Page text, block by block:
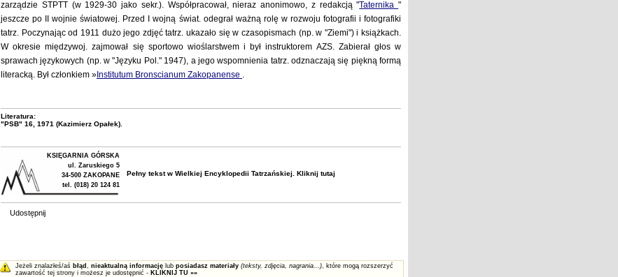
zarządzie STPTT (w 1929-30 jako sekr.). Współpracował, nieraz anonimowo, z redakcją "Taternika "
jeszcze po II wojnie światowej. Przed I wojną świat. odegrał ważną rolę w rozwoju fotografii i fotografiki
tatrz. Poczynając od 1911 dużo jego zdjęć tatrz. ukazało się w czasopismach (np. w "Ziemi") i książkach.
W okresie międzywoj. zajmował się sportowo wioślarstwem i był instruktorem AZS. Zabierał głos w
sprawach językowych (np. w "Języku Pol." 1947), a jego wspomnienia tatrz. odznaczają się piękną formą
literacką. Był członkiem » Institutum Bronscianum Zakopanense .
Literatura:
"PSB" 16, 1971 (Kazimierz Opałek).
KSIĘGARNIA GÓRSKA
ul. Zaruskiego 5
34-500 ZAKOPANE
tel. (018) 20 124 81
Pełny tekst w Wielkiej Encyklopedii Tatrzańskiej . Kliknij tutaj
Udostępnij
Jeżeli znalazłeś/aś błąd , nieaktualną informację lub posiadasz materiały (teksty, zdjęcia, nagrania...), które mogą rozszerzyć
zawartość tej strony i możesz je udostępnić - KLIKNIJ TU »»